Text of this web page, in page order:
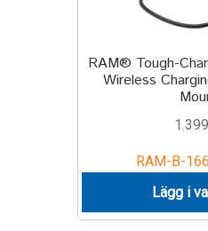
RAM® Tough-
Wireless
1.399
RAM-B-
Lägg i